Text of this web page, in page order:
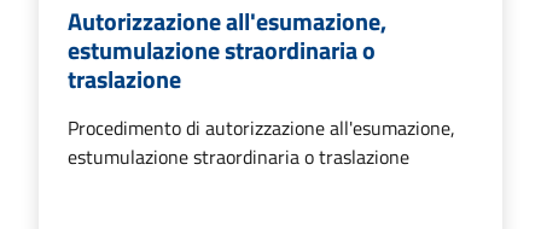
Autorizzazione all'esumazione,
estumulazione straordinaria o
traslazione
Procedimento di autorizzazione all'esumazione,
estumulazione straordinaria o traslazione